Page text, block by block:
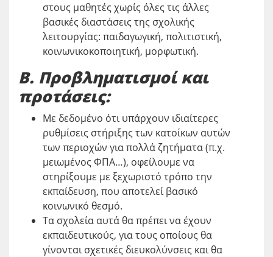
στους μαθητές χωρίς όλες τις άλλες
βασικές διαστάσεις της σχολικής
λειτουργίας: παιδαγωγική, πολιτιστική,
κοινωνικοκοποιητική, μορφωτική.
Β. Προβληματισμοί και
προτάσεις:
Με δεδομένο ότι υπάρχουν ιδιαίτερες
ρυθμίσεις στήριξης των κατοίκων αυτών
των περιοχών για πολλά ζητήματα (π.χ.
μειωμένος ΦΠΑ…), οφείλουμε να
στηρίξουμε με ξεχωριστό τρόπο την
εκπαίδευση, που αποτελεί βασικό
κοινωνικό θεσμό.
Τα σχολεία αυτά θα πρέπει να έχουν
εκπαιδευτικούς, για τους οποίους θα
γίνονται σχετικές διευκολύνσεις και θα